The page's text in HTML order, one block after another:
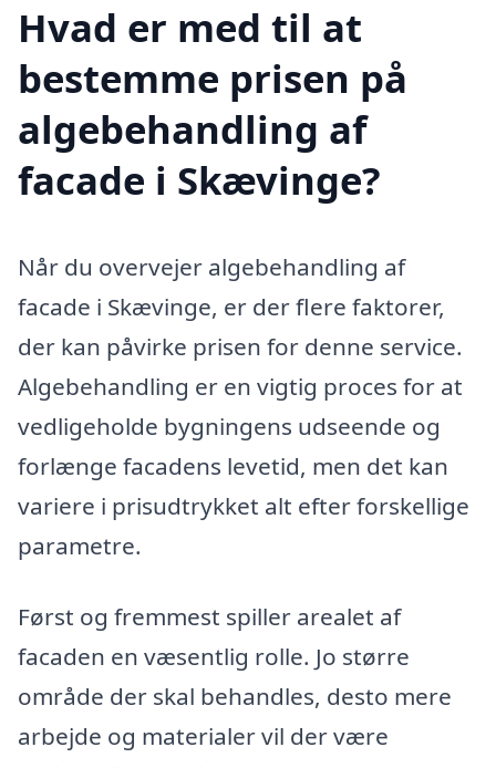
Hvad er med til at
bestemme prisen på
algebehandling af
facade i Skævinge?
Når du overvejer algebehandling af
facade i Skævinge, er der flere faktorer,
der kan påvirke prisen for denne service.
Algebehandling er en vigtig proces for at
vedligeholde bygningens udseende og
forlænge facadens levetid, men det kan
variere i prisudtrykket alt efter forskellige
parametre.
Først og fremmest spiller arealet af
facaden en væsentlig rolle. Jo større
område der skal behandles, desto mere
arbejde og materialer vil der være